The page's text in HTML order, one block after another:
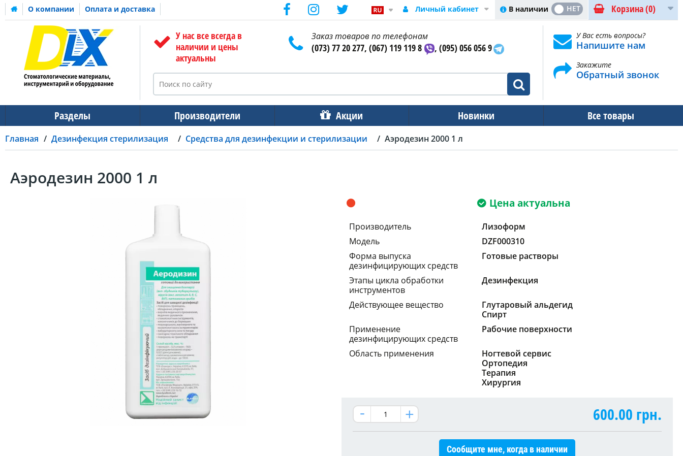
О компании Оплата и доставка Корзина(0)
В наличии
ДА НЕТ
Личный кабинет
У нас все всегда в
наличии и цены
актуальны
Заказ товаров по телефонам
(073) 77 20 277, (067) 119 119 8 , (095) 056 056 9
У Вас есть вопросы?
Напишите нам
Закажите
Обратный звонок
Разделы Производители Акции Новинки Все товары
Главная Дезинфекция стерилизация Средства для дезинфекции и стерилизации Аэродезин 2000 1 л
Аэродезин 2000 1 л
Цена актуальна
Производитель
Лизоформ
Модель
DZF000310
Форма выпуска
дезинфицирующих средств
Готовые растворы
Этапы цикла обработки
инструментов
Дезинфекция
Действующее вещество
Глутаровый альдегид
Спирт
Применение
дезинфицирующих средств
Рабочие поверхности
Область применения
Ногтевой сервис
Ортопедия
Терапия
Хирургия
600.00 грн.
Сообщите мне, когда в наличии